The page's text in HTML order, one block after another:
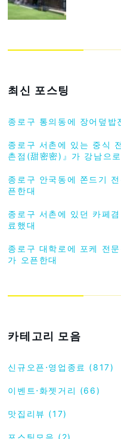
최신 포스팅
종로구 통의동에 장어덮밥
종로구 서촌에 있는 중식
촌점(甜密密)』가 강남으
종로구 안국동에 쫀드기
픈한대
종로구 서촌에 있던 카페
료했대
종로구 대학로에 포케 전
가 오픈한대
카테고리 모음
신규오픈⋅영업종료 (817)
이벤트⋅화젯거리 (66)
맛집리뷰 (17)
포스팅모음 (2)